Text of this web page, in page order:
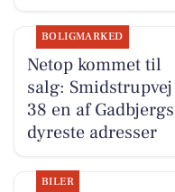
BOLIGMARKED
Netop kommet til
salg: Smidstrupvej
38 en af Gadbjergs
dyreste adresser
BILER